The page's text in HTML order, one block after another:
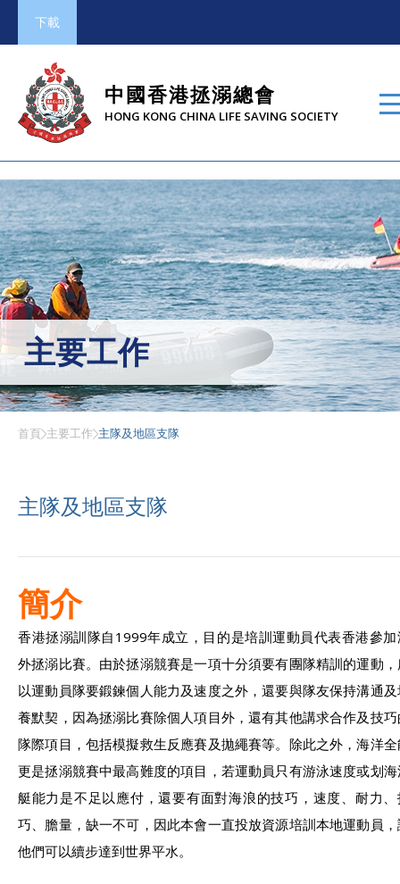
下載
中國香港拯溺總會
HONG KONG CHINA LIFE SAVING SOCIETY
主要工作
首頁 主要工作 主隊及地區支隊
主隊及地區支隊
簡介
香港拯溺訓隊自1999年成立，目的是培訓運動員代表香港參加
外拯溺比賽。由於拯溺競賽是一項十分須要有團隊精訓的運動
以運動員隊要鍛鍊個人能力及速度之外，還要與隊友保持溝通
養默契，因為拯溺比賽除個人項目外，還有其他講求合作及技
隊際項目，包括模擬救生反應賽及拋繩賽等。除此之外，海洋
更是拯溺競賽中最高難度的項目，若運動員只有游泳速度或划
艇能力是不足以應付，還要有面對海浪的技巧，速度、耐力、
巧、膽量，缺一不可，因此本會一直投放資源培訓本地運動員
他們可以續步達到世界平水。